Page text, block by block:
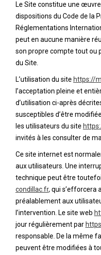
Le Site constitue une
dispositions du Code de la
Réglementations
peut en aucune manière
son propre compte tout ou
du Site.
L’utilisation du site https://
l’acceptation pleine et
d’utilisation ci-après
susceptibles d’être
les utilisateurs du site
invités à les consulter de
Ce site internet est
aux utilisateurs. Une
technique peut être
condillac.fr, qui s’efforcera
préalablement aux
l’intervention. Le site web
jour régulièrement par
responsable. De la même
peuvent être modifiées à